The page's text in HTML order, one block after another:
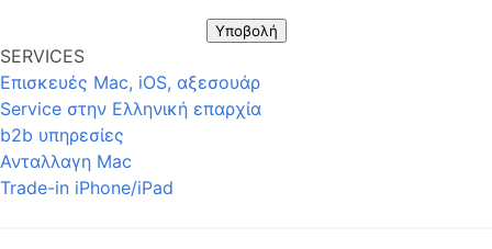
Υποβολή
SERVICES
Επισκευές Mac, iOS, αξεσουάρ
Service στην Eλληνική επαρχία
b2b υπηρεσίες
Ανταλλαγη Mac
Trade-in iPhone/iPad